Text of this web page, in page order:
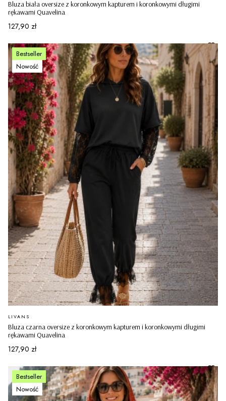
Bluza biała oversize z koronkowym kapturem i koronkowymi długimi
rękawami Quavelina
Cena
127,90 zł
Bestseller
Nowość
Bluza czarna oversize z koronkowym kapturem i koronkowymi długimi
rękawami Quavelina
PRODUCENT
LIVANS
Cena
127,90 zł
Bestseller
Nowość